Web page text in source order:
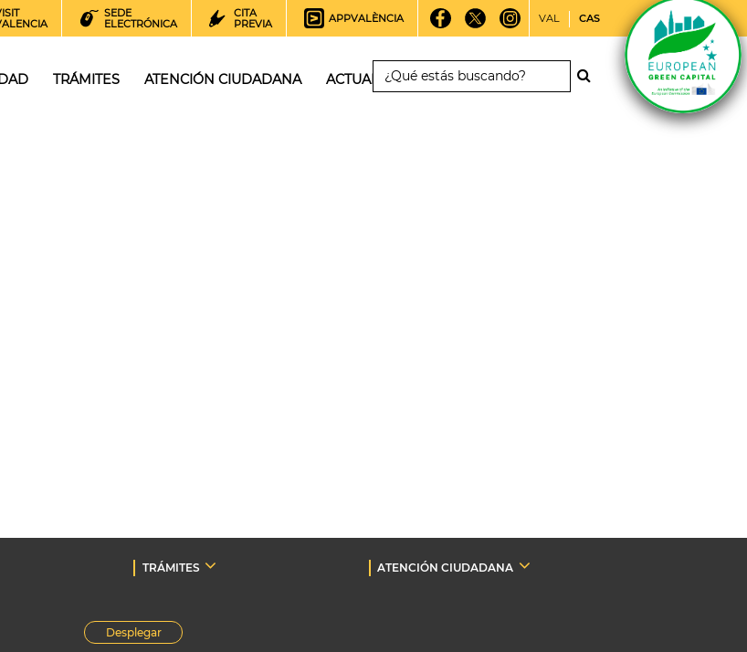
SEDE
ELECTRÓNICA
CITA
PREVIA
APPVALÈNCIA VAL CAS
TRÁMITES ATENCIÓN CIUDADANA ACTUALIDAD
TRÁMITES
ATENCIÓN CIUDADANA
Desplegar